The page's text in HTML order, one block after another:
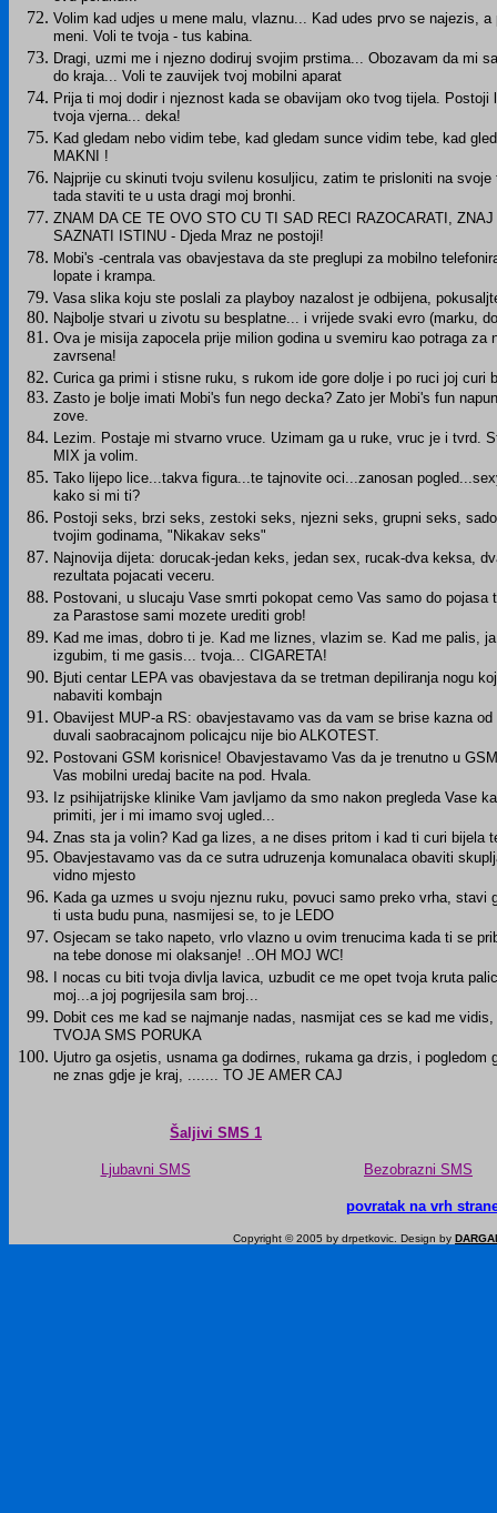
Volim kad udjes u mene malu, vlaznu... Kad udes prvo se najezis,
meni. Voli te tvoja - tus kabina.
Dragi, uzmi me i njezno dodiruj svojim prstima... Obozavam da mi
do kraja... Voli te zauvijek tvoj mobilni aparat
Prija ti moj dodir i njeznost kada se obavijam oko tvog tijela.
tvoja vjerna... deka!
Kad gledam nebo vidim tebe, kad gledam sunce vidim tebe, kad
MAKNI !
Najprije cu skinuti tvoju svilenu kosuljicu, zatim te prisloniti na
tada staviti te u usta dragi moj bronhi.
ZNAM DA CE TE OVO STO CU TI SAD RECI RAZOCARATI,
SAZNATI ISTINU - Djeda Mraz ne postoji!
Mobi's -centrala vas obavjestava da ste preglupi za mobilno
lopate i krampa.
Vasa slika koju ste poslali za playboy nazalost je odbijena,
Najbolje stvari u zivotu su besplatne... i vrijede svaki evro (marku,
Ova je misija zapocela prije milion godina u svemiru kao potraga za
zavrsena!
Curica ga primi i stisne ruku, s rukom ide gore dolje i po ruci joj curi
Zasto je bolje imati Mobi's fun nego decka? Zato jer Mobi's fun
zove.
Lezim. Postaje mi stvarno vruce. Uzimam ga u ruke, vruc je i tvrd.
MIX ja volim.
Tako lijepo lice...takva figura...te tajnovite oci...zanosan
kako si mi ti?
Postoji seks, brzi seks, zestoki seks, njezni seks, grupni seks,
tvojim godinama, "Nikakav seks"
Najnovija dijeta: dorucak-jedan keks, jedan sex, rucak-dva keksa,
rezultata pojacati veceru.
Postovani, u slucaju Vase smrti pokopat cemo Vas samo do
za Parastose sami mozete urediti grob!
Kad me imas, dobro ti je. Kad me liznes, vlazim se. Kad me palis,
izgubim, ti me gasis... tvoja... CIGARETA!
Bjuti centar LEPA vas obavjestava da se tretman depiliranja nogu
nabaviti kombajn
Obavijest MUP-a RS: obavjestavamo vas da vam se brise kazna
duvali saobracajnom policajcu nije bio ALKOTEST.
Postovani GSM korisnice! Obavjestavamo Vas da je trenutno u
Vas mobilni uredaj bacite na pod. Hvala.
Iz psihijatrijske klinike Vam javljamo da smo nakon pregleda Vase
primiti, jer i mi imamo svoj ugled...
Znas sta ja volin? Kad ga lizes, a ne dises pritom i kad ti curi bijela
Obavjestavamo vas da ce sutra udruzenja komunalaca obaviti
vidno mjesto
Kada ga uzmes u svoju njeznu ruku, povuci samo preko vrha,
ti usta budu puna, nasmijesi se, to je LEDO
Osjecam se tako napeto, vrlo vlazno u ovim trenucima kada ti se
na tebe donose mi olaksanje! ..OH MOJ WC!
I nocas cu biti tvoja divlja lavica, uzbudit ce me opet tvoja kruta
moj...a joj pogrijesila sam broj...
Dobit ces me kad se najmanje nadas, nasmijat ces se kad me
TVOJA SMS PORUKA
Ujutro ga osjetis, usnama ga dodirnes, rukama ga drzis, i
ne znas gdje je kraj, ....... TO JE AMER CAJ
Šaljivi SMS 1
Ljubavni SMS Bezobrazni SMS
povratak na vrh
Copyright © 2005 by drpetkovic. Design by